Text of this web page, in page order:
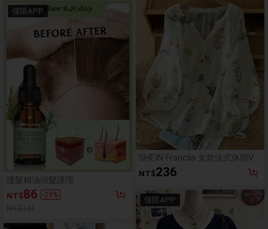
僅限APP
護髮精油頭髮護理
NT$86 -29%
SHEIN Franclia 女款法式休閒V
領輕盈花卉夏季修身仿亞麻燈籠
袖上衣，適合日常穿著與度假
NT$236
僅限APP